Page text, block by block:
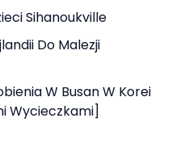
Sihanoukville
Do Malezji
W Busan W Korei
Wycieczkami]